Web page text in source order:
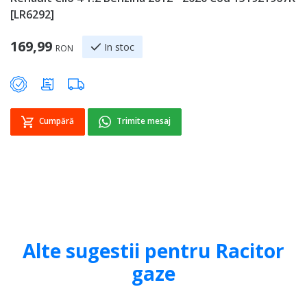
[LR6292]
169,99 RON In stoc
Cumpără Trimite mesaj
Alte sugestii pentru Racitor
gaze